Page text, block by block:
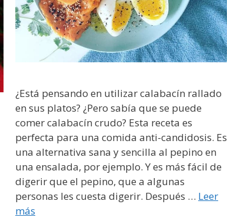
¿Está pensando en utilizar calabacín rallado
en sus platos? ¿Pero sabía que se puede
comer calabacín crudo? Esta receta es
perfecta para una comida anti-candidosis. Es
una alternativa sana y sencilla al pepino en
una ensalada, por ejemplo. Y es más fácil de
digerir que el pepino, que a algunas
personas les cuesta digerir. Después … Leer
más